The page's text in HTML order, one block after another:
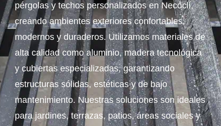
pérgolas y techos personalizados en Necoclí,
creando ambientes exteriores confortables,
modernos y duraderos. Utilizamos materiales de
alta calidad como aluminio, madera tecnológica
y cubiertas especializadas, garantizando
estructuras sólidas, estéticas y de bajo
mantenimiento. Nuestras soluciones son ideales
para jardines, terrazas, patios, áreas sociales y